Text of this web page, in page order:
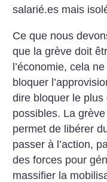
salarié.es mais
Ce que nous
que la grève doit
l’économie, cela
bloquer
dire bloquer le
possibles. La
permet de libérer
passer à l’action,
des forces pour
massifier la